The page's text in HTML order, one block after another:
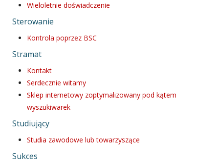
Wieloletnie doświadczenie
Sterowanie
Kontrola poprzez BSC
Stramat
Kontakt
Serdecznie witamy
Sklep internetowy zoptymalizowany pod kątem
wyszukiwarek
Studiujący
Studia zawodowe lub towarzyszące
Sukces